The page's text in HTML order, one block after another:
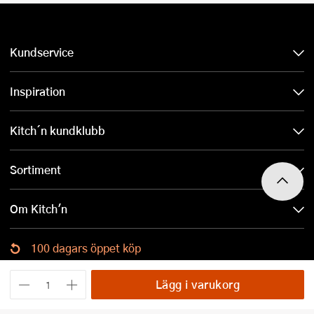
Lägg i varukorg
Kundservice
Inspiration
Kitch´n kundklubb
Sortiment
Om Kitch'n
100 dagars öppet köp
Ladda ned Kitch´n-appen